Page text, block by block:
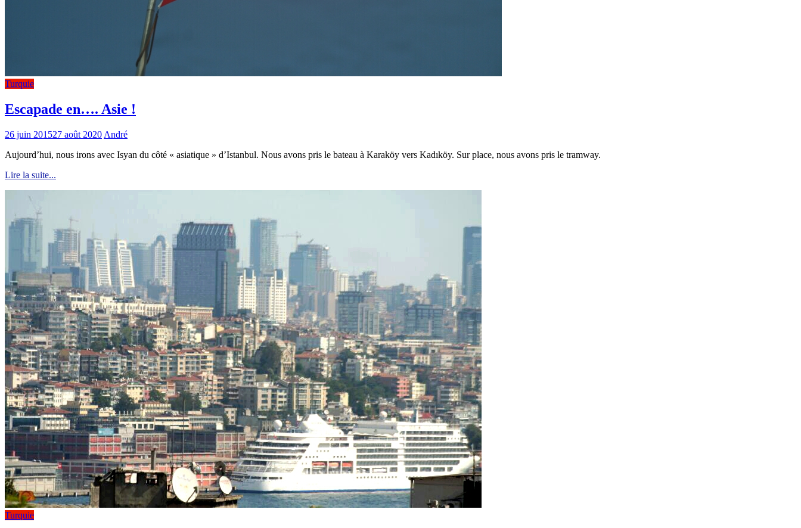
Turquie
Escapade en…. Asie !
26 juin 201527 août 2020 André
Aujourd’hui, nous irons avec Isyan du côté « asiatique » d’Istanbul. Nous avons pris le bateau à Karaköy vers Kadıköy. Sur place, nous avons pris le tramway.
Lire la suite...
Turquie